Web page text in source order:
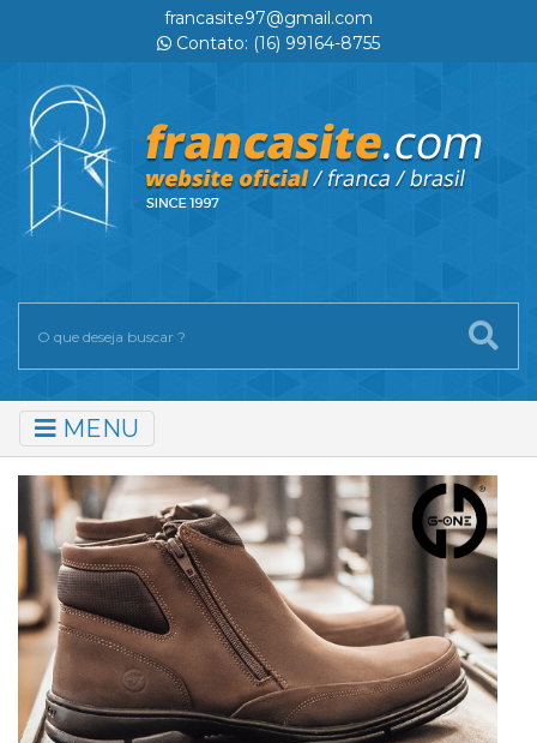
francasite97@gmail.com
Contato: (16) 99164-8755
MENU